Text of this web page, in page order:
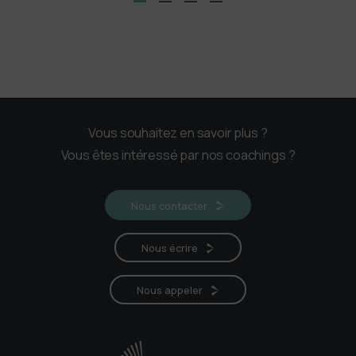
Vous souhaitez en savoir plus ?
Vous êtes intéressé par nos coachings ?
Nous contacter
Nous écrire
Nous appeler